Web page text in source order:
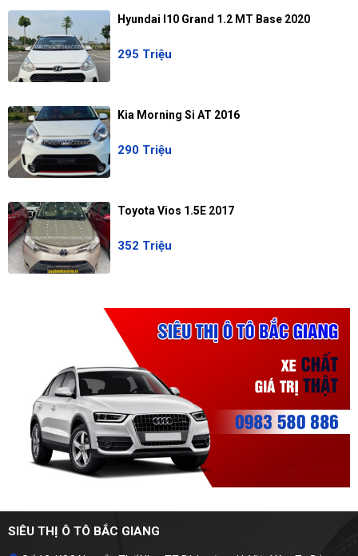
Hyundai I10 Grand 1.2 MT Base 2020
295 Triệu
Kia Morning Si AT 2016
290 Triệu
Toyota Vios 1.5E 2017
352 Triệu
SIÊU THỊ Ô TÔ BẮC GIANG